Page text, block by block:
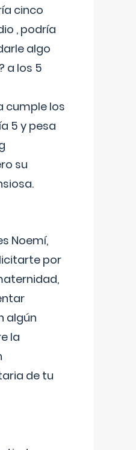
cinco
, podría
algo
a los 5
cumple los
5 y pesa
su
Noemí,
por
algún
la
de tu